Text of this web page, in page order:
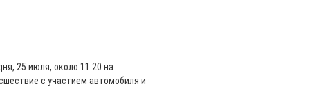
25 июля, около 11.20 на
с участием автомобиля и